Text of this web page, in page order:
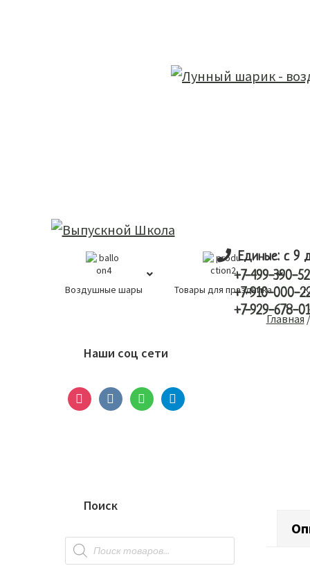
Единые: с 9
+7-499-390-
+7-910-000-
+7-929-678-
Воздушные шары Товары для праздника
Главная/
сайдбар
Наши соц сети
instagramvkontaktewhatsapptelegram
Поиск
Поиск
товаров